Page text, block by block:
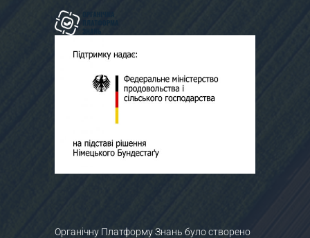
Органічну Платформу Знань було створено